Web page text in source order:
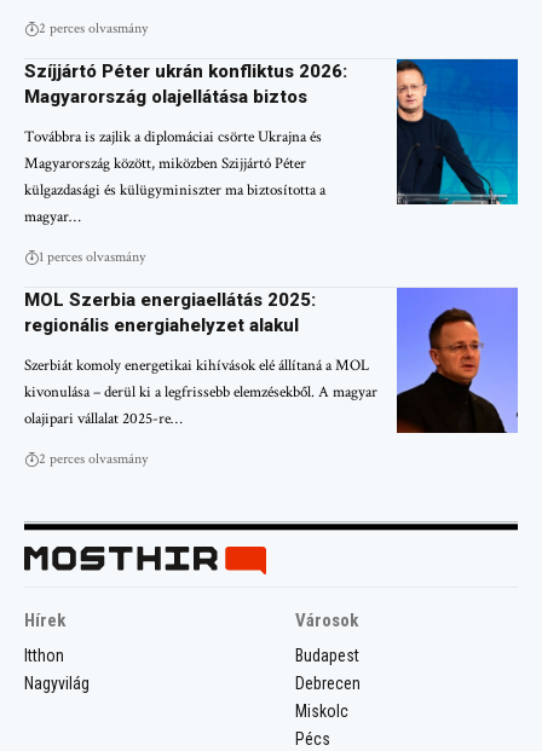
2 perces olvasmány
Szíjjártó Péter ukrán konfliktus 2026:
Magyarország olajellátása biztos
Továbbra is zajlik a diplomáciai csörte Ukrajna és
Magyarország között, miközben Szijjártó Péter
külgazdasági és külügyminiszter ma biztosította a
magyar…
1 perces olvasmány
MOL Szerbia energiaellátás 2025:
regionális energiahelyzet alakul
Szerbiát komoly energetikai kihívások elé állítaná a MOL
kivonulása – derül ki a legfrissebb elemzésekből. A magyar
olajipari vállalat 2025-re…
2 perces olvasmány
Hírek
Itthon
Nagyvilág
Városok
Budapest
Debrecen
Miskolc
Pécs